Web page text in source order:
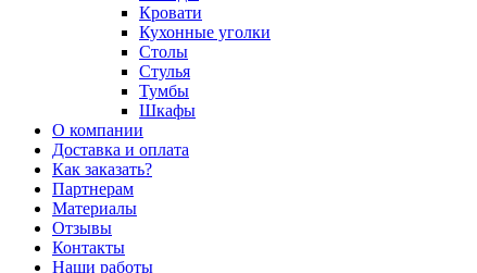
Кровати
Кухонные уголки
Столы
Стулья
Тумбы
Шкафы
О компании
Доставка и оплата
Как заказать?
Партнерам
Материалы
Отзывы
Контакты
Наши работы